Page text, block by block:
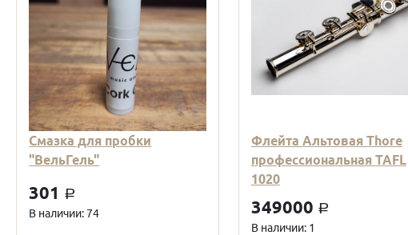
Смазка для пробки
"ВельГель"
301 a
В наличии: 74
Флейта Альтовая Thore
профессиональная TAFL
1020
349000 a
В наличии: 1